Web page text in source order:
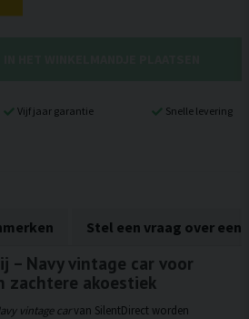
Vijf jaar garantie Snelle levering
Stel een vraag over een
– Navy vintage car voor
zachtere akoestiek
vintage carvan SilentDirect worden